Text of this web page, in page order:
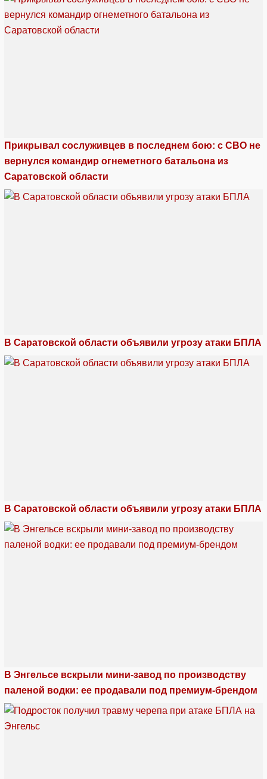
Прикрывал сослуживцев в последнем бою: с СВО не
вернулся командир огнеметного батальона из
Саратовской области
В Саратовской области объявили угрозу атаки БПЛА
В Саратовской области объявили угрозу атаки БПЛА
В Энгельсе вскрыли мини-завод по производству
паленой водки: ее продавали под премиум-брендом